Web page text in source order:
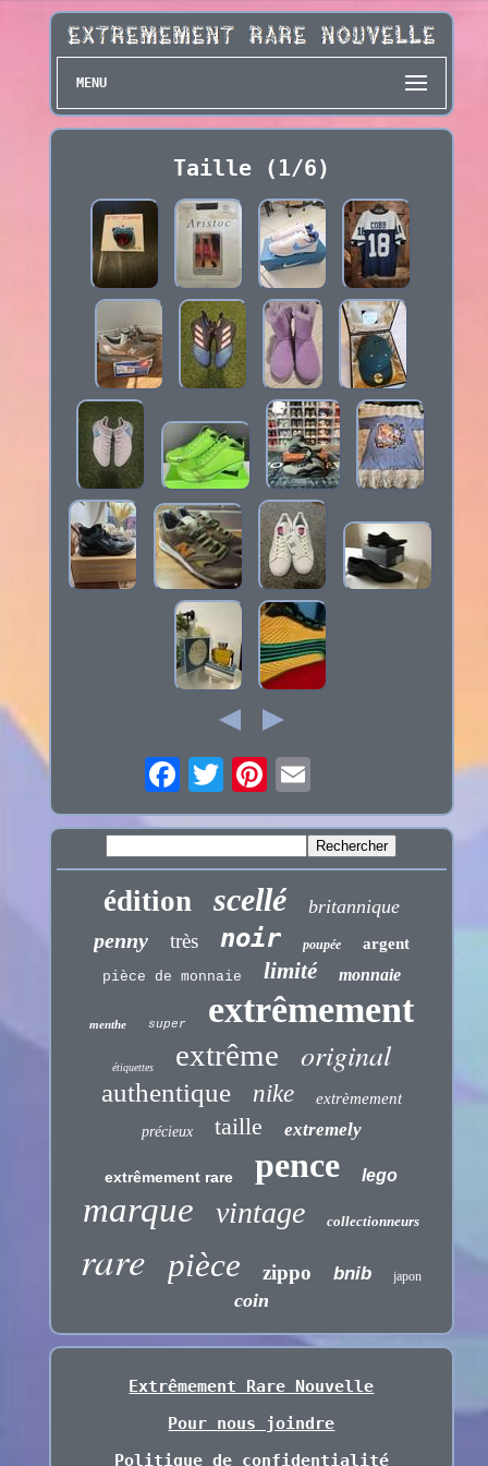
MENU
Taille (1/6)
édition scellé britannique
penny très noir poupée argent
pièce de monnaie limité monnaie
menthe super extrêmement
étiquettes extrême original
authentique nike extrèmement
précieux taille extremely
extrêmement rare pence lego
marque vintage collectionneurs
rare pièce zippo bnib japon
coin
Extrêmement Rare Nouvelle
Pour nous joindre
Politique de confidentialité